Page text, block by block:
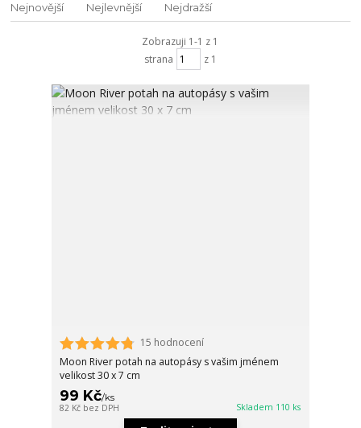
Nejnovější Nejlevnější Nejdražší
Zobrazuji 1-1 z 1
strana
z 1
15 hodnocení
Moon River potah na autopásy s vašim jménem
velikost 30 x 7 cm
99 Kč/ks
82 Kč bez DPH Skladem 110 ks